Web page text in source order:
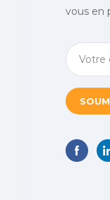
vous en